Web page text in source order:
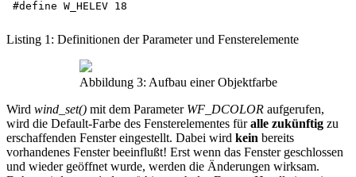
Listing 1: Definitionen der Parameter und Fensterelemente
Abbildung 3: Aufbau einer Objektfarbe
Wird wind_set() mit dem Parameter WF_DCOLOR aufgerufen,
wird die Default-Farbe des Fensterelementes füralle zukünftig zu
erschaffenden Fenster eingestellt. Dabei wird kein bereits
vorhandenes Fenster beeinflußt! Erst wenn das Fenster geschlossen
und wieder geöffnet wurde, werden die Änderungen wirksam.